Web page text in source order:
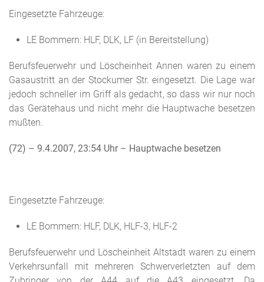
Eingesetzte Fahrzeuge:
LE Bommern: HLF, DLK, LF (in Bereitstellung)
Berufsfeuerwehr und Löscheinheit Annen waren zu einem
Gasaustritt an der Stockumer Str. eingesetzt. Die Lage war
jedoch schneller im Griff als gedacht, so dass wir nur noch
das Gerätehaus und nicht mehr die Hauptwache besetzen
mußten.
(72) – 9.4.2007, 23:54 Uhr – Hauptwache besetzen
Eingesetzte Fahrzeuge:
LE Bommern: HLF, DLK, HLF-3, HLF-2
Berufsfeuerwehr und Löscheinheit Altstadt waren zu einem
Verkehrsunfall mit mehreren Schwerverletzten auf dem